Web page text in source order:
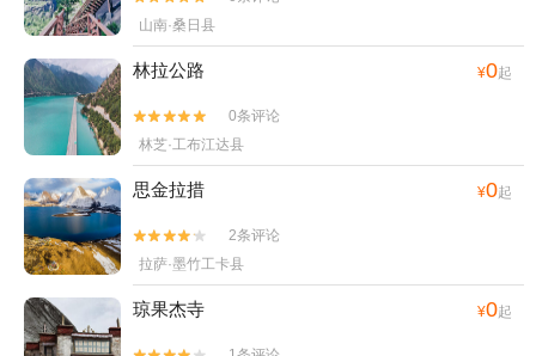
山南·桑日县
林拉公路 ¥0起


0条评论
林芝·工布江达县
思金拉措 ¥0起


2条评论
拉萨·墨竹工卡县
琼果杰寺 ¥0起